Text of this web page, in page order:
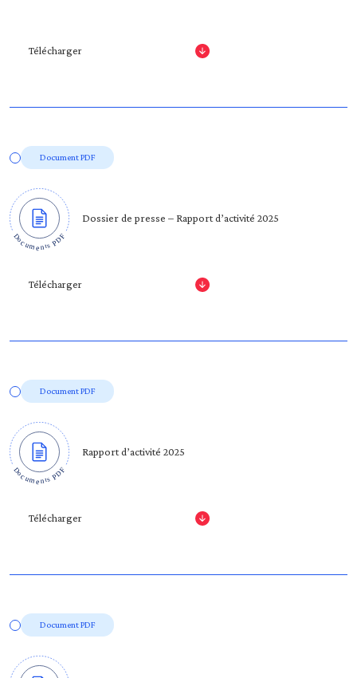
Télécharger
Document PDF
Dossier de presse – Rapport d’activité 2025
Télécharger
Document PDF
Rapport d’activité 2025
Télécharger
Document PDF